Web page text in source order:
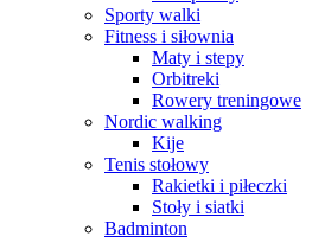
Sporty walki
Fitness i siłownia
Maty i stepy
Orbitreki
Rowery treningowe
Nordic walking
Kije
Tenis stołowy
Rakietki i piłeczki
Stoły i siatki
Badminton